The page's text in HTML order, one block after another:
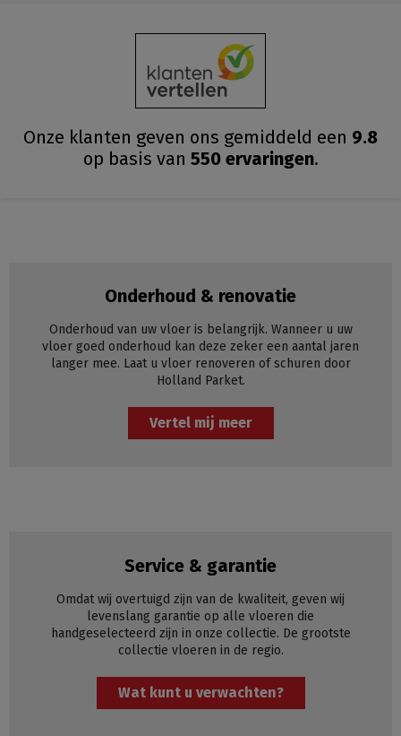
Onze klanten geven ons gemiddeld een 9.8
op basis van 550ervaringen.
Onderhoud & renovatie
Onderhoud van uw vloer is belangrijk. Wanneer u uw
vloer goed onderhoud kan deze zeker een aantal jaren
langer mee. Laat u vloer renoveren of schuren door
Holland Parket.
Vertel mij meer
Service & garantie
Omdat wij overtuigd zijn van de kwaliteit, geven wij
levenslang garantie op alle vloeren die
handgeselecteerd zijn in onze collectie. De grootste
collectie vloeren in de regio.
Wat kunt u verwachten?